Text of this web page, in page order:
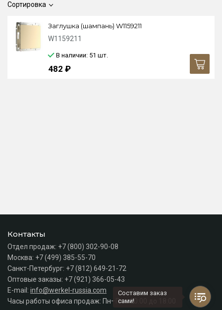
Сортировка
Заглушка (шампань) W1159211
W1159211
В наличии: 51 шт.
482 ₽
Контакты
Отдел продаж: +7 (800) 302-90-08
Москва: +7 (499) 385-55-70
Санкт-Петербург: +7 (812) 649-21-72
Оптовые заказы: +7 (921) 366-05-43
E-mail: info@werkel-russia.com
Часы работы офиса продаж: Пн–Пт с 10:00 до 18:00
Составим заказ
сами!